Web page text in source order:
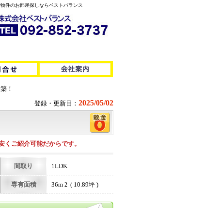
件のお部屋探しならベストバランス
！
登録・更新日： 2025/05/02
ご紹介可能だからです。
間取り 1LDK
専有面積 36m 2( 10.89坪 )